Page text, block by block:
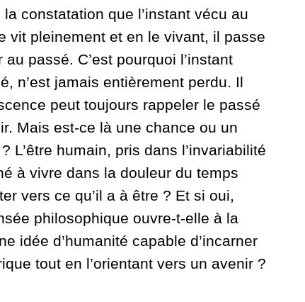
constatation que l’instant vécu au
vit pleinement et en le vivant, il passe
passé. C’est pourquoi l’instant
n’est jamais entièrement perdu. Il
peut toujours rappeler le passé
Mais est-ce là une chance ou un
L’être humain, pris dans l’invariabilité
à vivre dans la douleur du temps
vers ce qu’il a à être ? Et si oui,
philosophique ouvre-t-elle à la
idée d’humanité capable d’incarner
tout en l’orientant vers un avenir ?